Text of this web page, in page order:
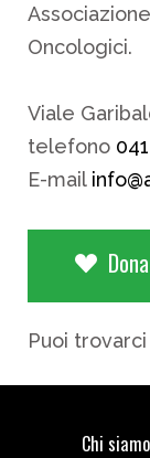
Oncologici.
Viale
telefono
E-mail
Puoi
Chi siamo